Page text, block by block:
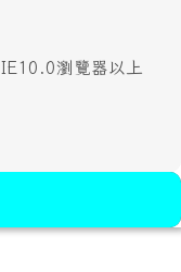
IE10.0瀏覽器以上